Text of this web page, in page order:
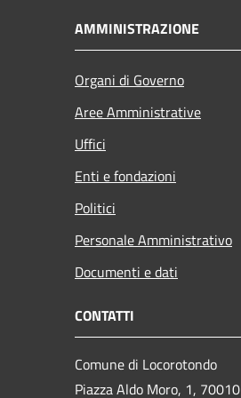
AMMINISTRAZIONE
Organi di Governo
Aree Amministrative
Uffici
Enti e fondazioni
Politici
Personale Amministrativo
Documenti e dati
CONTATTI
Comune di Locorotondo
Piazza Aldo Moro, 1, 70010